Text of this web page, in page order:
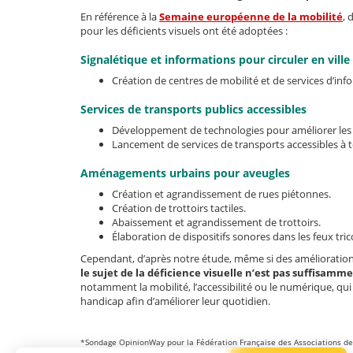
En référence à laSemaine européenne de la mobilité,
pour les déficients visuels ont été adoptées :
Signalétique et informations pour circuler en ville
Création de centres de mobilité et de services
Services de transports publics accessibles
Développement de technologies pour améliorer
Lancement de services de transports accessibles à
Aménagements urbains pour aveugles
Création et agrandissement de rues piétonnes.
Création de trottoirs tactiles.
Abaissement et agrandissement de trottoirs.
Élaboration de dispositifs sonores dans les feux
Cependant, d’après notre étude, même si des
le sujet de la déficience visuelle n’est pas
notamment la mobilité, l’accessibilité ou le numérique,
handicap afin d’améliorer leur quotidien.
*Sondage OpinionWay pour la Fédération Française des Associations